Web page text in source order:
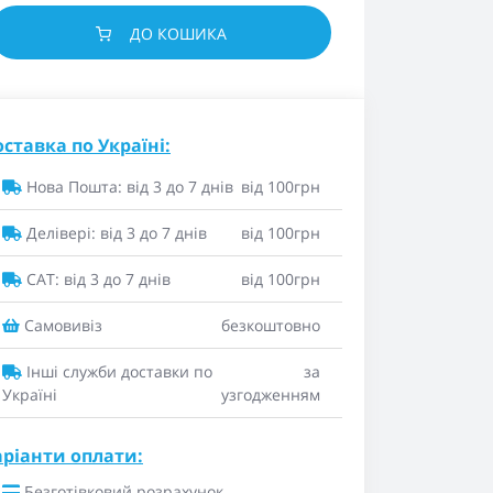
ДО КОШИКА
по Україні:
Нова Пошта: від 3 до 7 днів від 100грн
Делівері: від 3 до 7 днів від 100грн
САТ: від 3 до 7 днів від 100грн
Самовивіз безкоштовно
Інші служби доставки по
Україні
за
узгодженням
оплати: